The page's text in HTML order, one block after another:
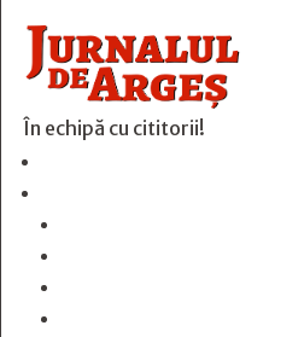
În echipă cu cititorii!